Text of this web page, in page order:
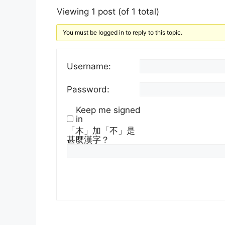
Viewing 1 post (of 1 total)
You must be logged in to reply to this topic.
Username:
Password:
Keep me signed
in
「木」加「不」是
甚麼漢字？